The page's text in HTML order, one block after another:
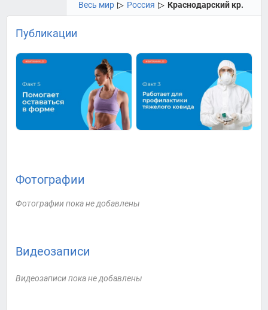
Весь мир ▷ Россия ▷ Краснодарский кр.
Публикации
Фотографии
Фотографии пока не добавлены
Видеозаписи
Видеозаписи пока не добавлены